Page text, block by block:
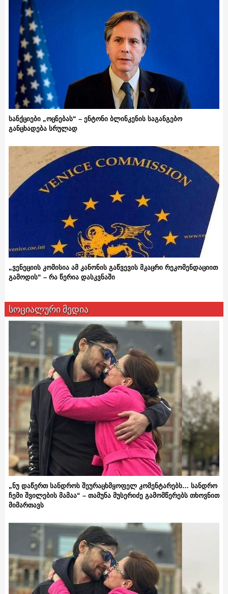
სანქციები „ოცნებას“ – ენტონი ბლინკენის საგანგებო
განცხადება სრულად
„ვენეციის კომისია ამ კანონის გაწვევის მკაცრი რეკომენდაციით
გამოდის“ – რა წერია დასკვნაში
სოციალური მედია
„ნუ დაწერთ სანდროს შეურაცხმყოფელ კომენტარებს… სანდრო
ჩემი შვილების მამაა“ – თამუნა მუსერიძე გამომწერებს თხოვნით
მიმართავს